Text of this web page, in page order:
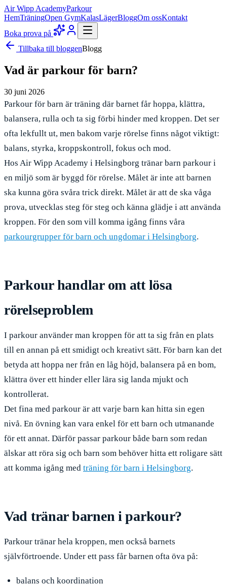
Air Wipp AcademyParkour
HemTräningOpen GymKalasLägerBloggOm ossKontakt
Boka prova på
Tillbaka till bloggenBlogg
Vad är parkour för barn?
30 juni 2026
Parkour för barn är träning där barnet får hoppa, klättra,
balansera, rulla och ta sig förbi hinder med kroppen. Det ser
ofta lekfullt ut, men bakom varje rörelse finns något viktigt:
balans, styrka, kroppskontroll, fokus och mod.
Hos Air Wipp Academy i Helsingborg tränar barn parkour i
en miljö som är byggd för rörelse. Målet är inte att barnen
ska kunna göra svåra trick direkt. Målet är att de ska våga
prova, utvecklas steg för steg och känna glädje i att använda
kroppen. För den som vill komma igång finns våra
parkourgrupper för barn och ungdomar i Helsingborg.
Parkour handlar om att lösa
rörelseproblem
I parkour använder man kroppen för att ta sig från en plats
till en annan på ett smidigt och kreativt sätt. För barn kan det
betyda att hoppa ner från en låg höjd, balansera på en bom,
klättra över ett hinder eller lära sig landa mjukt och
kontrollerat.
Det fina med parkour är att varje barn kan hitta sin egen
nivå. En övning kan vara enkel för ett barn och utmanande
för ett annat. Därför passar parkour både barn som redan
älskar att röra sig och barn som behöver hitta ett roligare sätt
att komma igång med träning för barn i Helsingborg.
Vad tränar barnen i parkour?
Parkour tränar hela kroppen, men också barnets
självförtroende. Under ett pass får barnen ofta öva på:
balans och koordination